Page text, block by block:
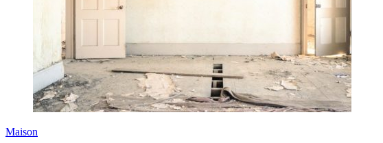
Maison